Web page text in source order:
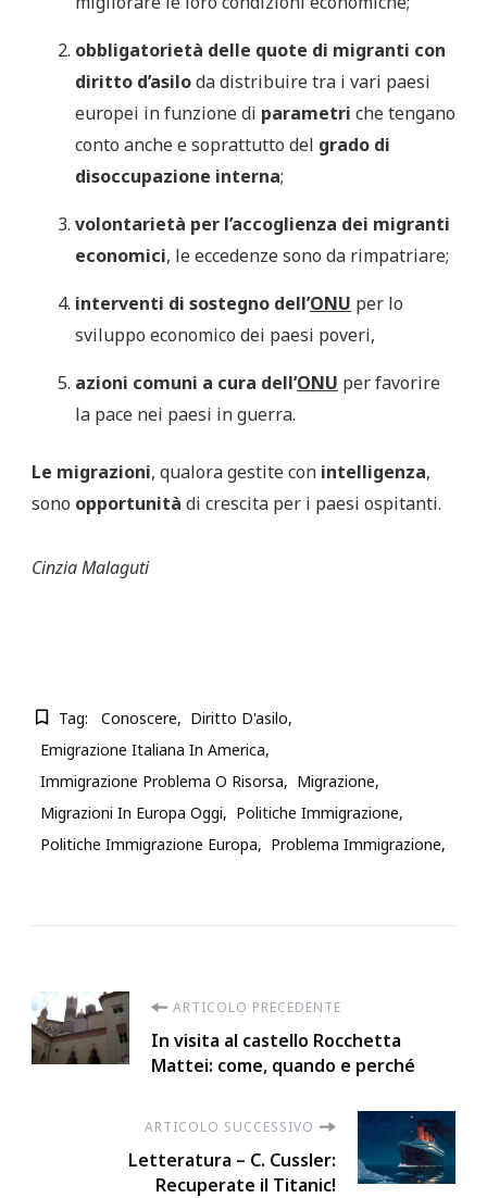
obbligatorietà delle quote di migranti con
diritto d’asiloda distribuire tra i vari paesi
europei in funzione di parametri che tengano
conto anche e soprattutto del grado di
disoccupazione interna;
volontarietà per l’accoglienza dei migranti
economici, le eccedenze sono da rimpatriare;
interventi di sostegno dell’ONU per lo
sviluppo economico dei paesi poveri,
azioni comuni a cura dell’ONU per favorire
la pace nei paesi in guerra.
Le migrazioni, qualora gestite con intelligenza,
sono opportunità di crescita per i paesi ospitanti.
Cinzia Malaguti
Tag: Conoscere
Diritto D'asilo
Emigrazione Italiana In America
Immigrazione Problema O Risorsa
Migrazione
Migrazioni In Europa Oggi
Politiche Immigrazione
Politiche Immigrazione Europa
Problema Immigrazione
Navigazione
articoli
ARTICOLO PRECEDENTE
In visita al castello Rocchetta
Mattei: come, quando e perché
ARTICOLO SUCCESSIVO
Letteratura – C. Cussler:
Recuperate il Titanic!